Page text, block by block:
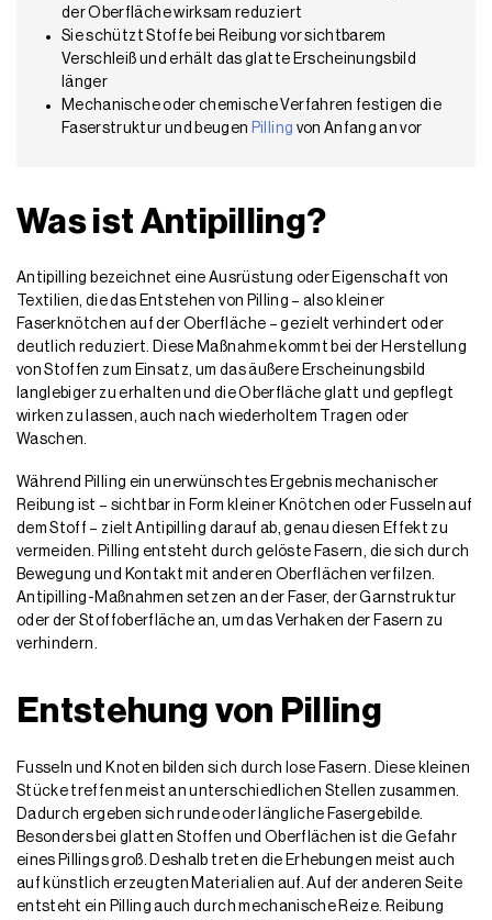
der Oberfläche wirksam reduziert
Sie schützt Stoffe bei Reibung vor sichtbarem
Verschleiß und erhält das glatte Erscheinungsbild
länger
Mechanische oder chemische Verfahren festigen die
Faserstruktur und beugen Pilling von Anfang an vor
Was ist Antipilling?
Antipilling bezeichnet eine Ausrüstung oder Eigenschaft von
Textilien, die das Entstehen von Pilling – also kleiner
Faserknötchen auf der Oberfläche – gezielt verhindert oder
deutlich reduziert. Diese Maßnahme kommt bei der Herstellung
von Stoffen zum Einsatz, um das äußere Erscheinungsbild
langlebiger zu erhalten und die Oberfläche glatt und gepflegt
wirken zu lassen, auch nach wiederholtem Tragen oder
Waschen.
Während Pilling ein unerwünschtes Ergebnis mechanischer
Reibung ist – sichtbar in Form kleiner Knötchen oder Fusseln auf
dem Stoff – zielt Antipilling darauf ab, genau diesen Effekt zu
vermeiden. Pilling entsteht durch gelöste Fasern, die sich durch
Bewegung und Kontakt mit anderen Oberflächen verfilzen.
Antipilling-Maßnahmen setzen an der Faser, der Garnstruktur
oder der Stoffoberfläche an, um das Verhaken der Fasern zu
verhindern.
Entstehung von Pilling
Fusseln und Knoten bilden sich durch lose Fasern. Diese kleinen
Stücke treffen meist an unterschiedlichen Stellen zusammen.
Dadurch ergeben sich runde oder längliche Fasergebilde.
Besonders bei glatten Stoffen und Oberflächen ist die Gefahr
eines Pillings groß. Deshalb treten die Erhebungen meist auch
auf künstlich erzeugten Materialien auf. Auf der anderen Seite
entsteht ein Pilling auch durch mechanische Reize. Reibung